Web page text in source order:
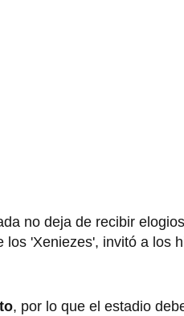
no deja de recibir
'Xeniezes', invitó a los
, por lo que el estadio